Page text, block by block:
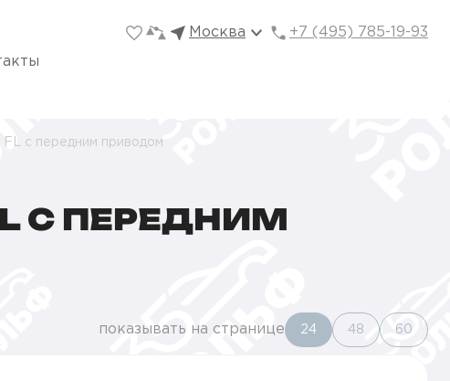
Москва +7 (495) 785-19-93
с передним приводом
С ПЕРЕДНИМ
показывать на странице 24 48 60